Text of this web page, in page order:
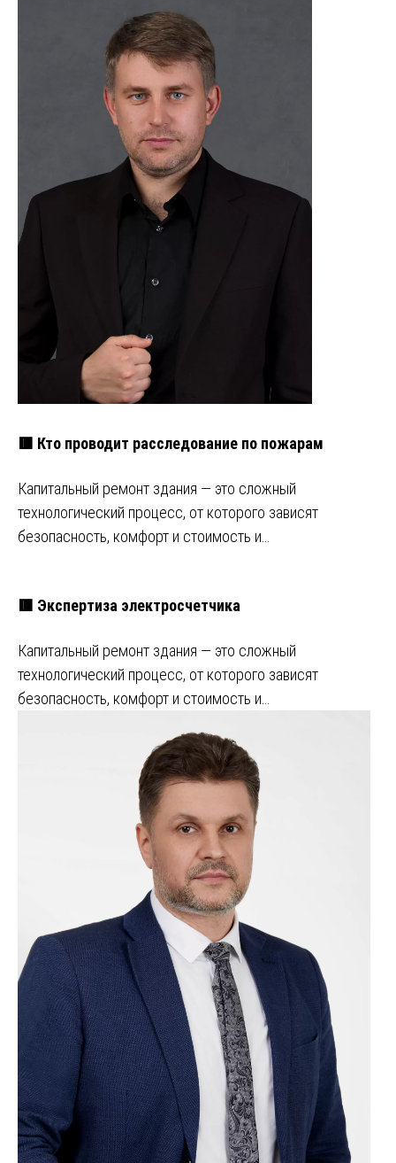
🟥 Кто проводит расследование по пожарам
Капитальный ремонт здания — это сложный
технологический процесс, от которого зависят
безопасность, комфорт и стоимость и…
🟥 Экспертиза электросчетчика
Капитальный ремонт здания — это сложный
технологический процесс, от которого зависят
безопасность, комфорт и стоимость и…